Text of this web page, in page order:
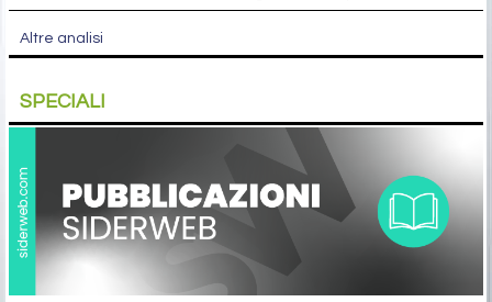
Altre analisi
SPECIALI